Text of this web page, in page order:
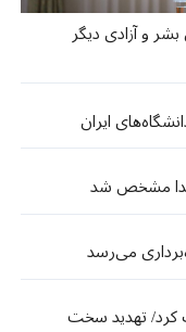
و آزادی دیگر
مشخص شد
می‌رسد
کرد/ تهدید سخت